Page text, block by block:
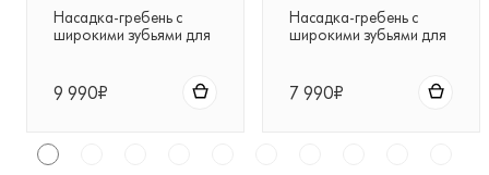
Насадка-гребень с
широкими зубьями для
9 990₽
Насадка-гребень с
широкими зубьями для
7 990₽